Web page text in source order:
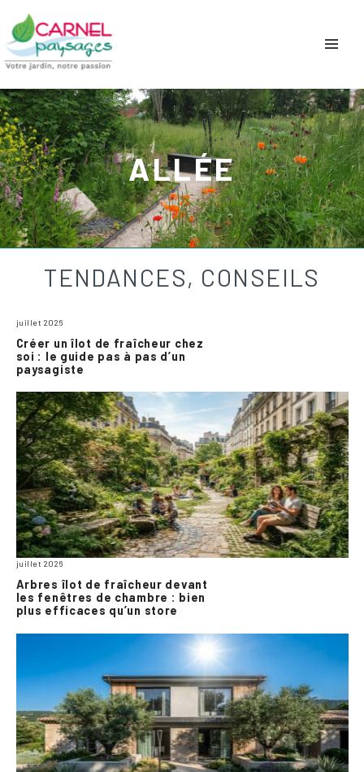
ALLÉE
TENDANCES, CONSEILS
juillet 2026
Créer un îlot de fraîcheur chez
soi : le guide pas à pas d’un
paysagiste
juillet 2026
Arbres îlot de fraîcheur devant
les fenêtres de chambre : bien
plus efficaces qu’un store